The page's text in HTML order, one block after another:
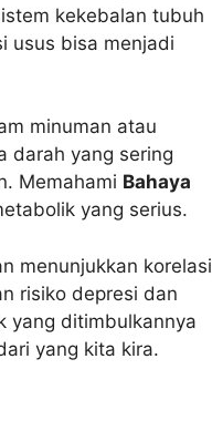
kekebalan tubuh
usus bisa menjadi
minuman atau
darah yang sering
Memahami Bahaya
yang serius.
menunjukkan korelasi
risiko depresi dan
yang ditimbulkannya
yang kita kira.